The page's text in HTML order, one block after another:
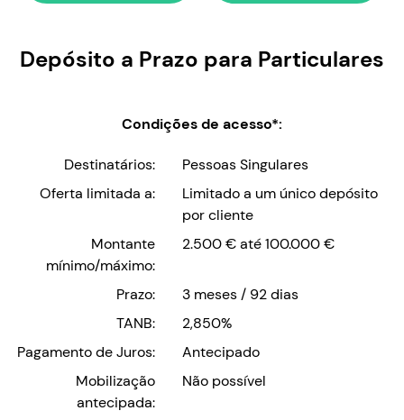
Depósito a Prazo para Particulares
Condições de acesso*:
Destinatários:
Pessoas Singulares
Oferta limitada a:
Limitado a um único depósito
por cliente
Montante
mínimo/máximo:
2.500 € até 100.000 €
Prazo:
3 meses / 92 dias
TANB:
2,850%
Pagamento de Juros:
Antecipado
Mobilização
antecipada:
Não possível